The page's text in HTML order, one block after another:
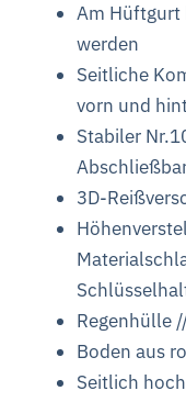
Am Hüftgurt
werden
Seitliche
vorn und
Stabiler
3D-
Regenhülle
Boden aus
Seitlich